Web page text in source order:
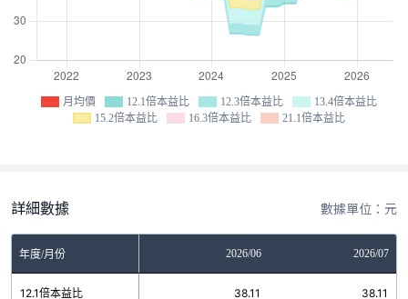
月均價 12.1倍本益比 12.3倍本益比
13.4倍本益比
15.2倍本益比
16.3倍本益比 21.1倍本益比
詳細數據 數據單位：元
年度/月份 2026/06 2026/07
12.1倍本益比 38.11 38.11